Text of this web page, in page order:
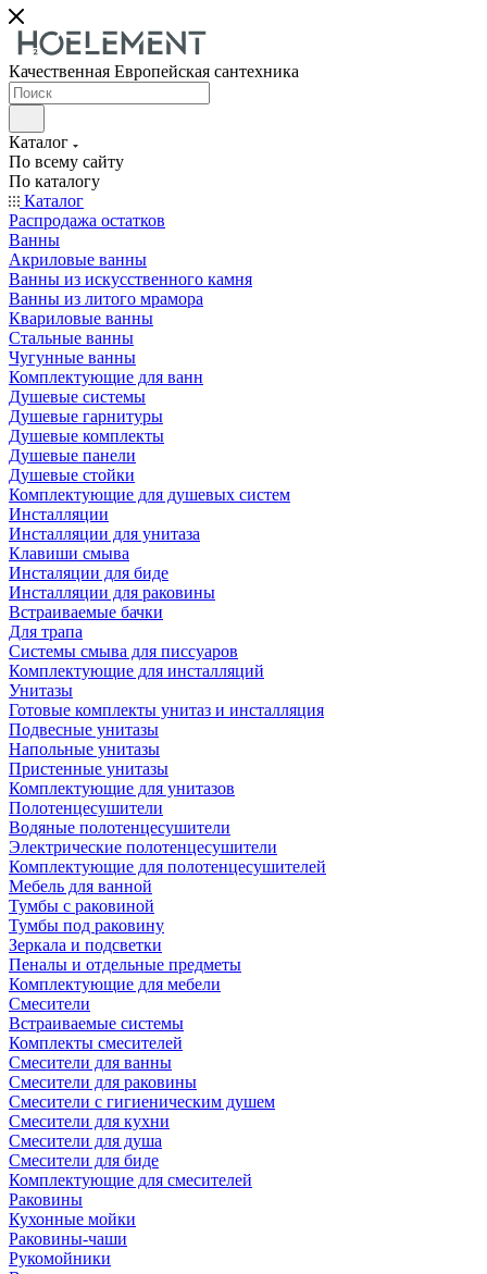
Качественная Европейская сантехника
Каталог
По всему сайту
По каталогу
Каталог
Распродажа остатков
Ванны
Акриловые ванны
Ванны из искусственного камня
Ванны из литого мрамора
Квариловые ванны
Стальные ванны
Чугунные ванны
Комплектующие для ванн
Душевые системы
Душевые гарнитуры
Душевые комплекты
Душевые панели
Душевые стойки
Комплектующие для душевых систем
Инсталляции
Инсталляции для унитаза
Клавиши смыва
Инсталяции для биде
Инсталляции для раковины
Встраиваемые бачки
Для трапа
Системы смыва для писсуаров
Комплектующие для инсталляций
Унитазы
Готовые комплекты унитаз и инсталляция
Подвесные унитазы
Напольные унитазы
Пристенные унитазы
Комплектующие для унитазов
Полотенцесушители
Водяные полотенцесушители
Электрические полотенцесушители
Комплектующие для полотенцесушителей
Мебель для ванной
Тумбы с раковиной
Тумбы под раковину
Зеркала и подсветки
Пеналы и отдельные предметы
Комплектующие для мебели
Смесители
Встраиваемые системы
Комплекты смесителей
Смесители для ванны
Смесители для раковины
Смесители с гигиеническим душем
Смесители для кухни
Смесители для душа
Смесители для биде
Комплектующие для смесителей
Раковины
Кухонные мойки
Раковины-чаши
Рукомойники